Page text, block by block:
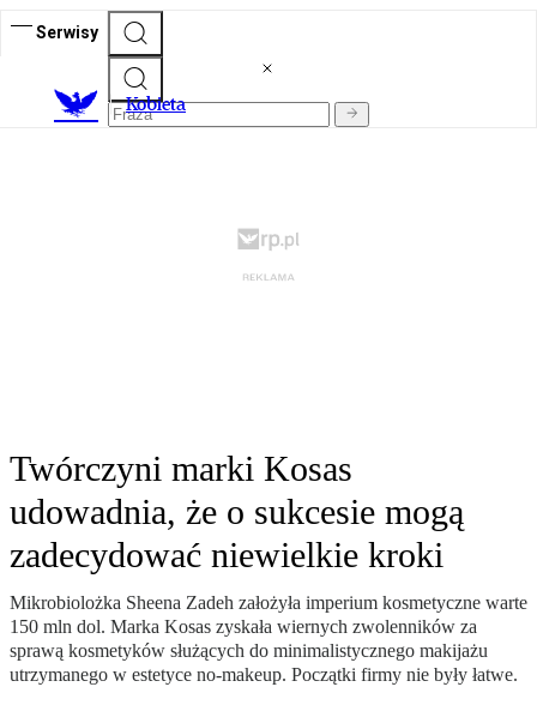
Serwisy
Kobieta
Twórczyni marki Kosas
udowadnia, że o sukcesie mogą
zadecydować niewielkie kroki
Mikrobiolożka Sheena Zadeh założyła imperium kosmetyczne warte
150 mln dol. Marka Kosas zyskała wiernych zwolenników za
sprawą kosmetyków służących do minimalistycznego makijażu
utrzymanego w estetyce no-makeup. Początki firmy nie były łatwe.